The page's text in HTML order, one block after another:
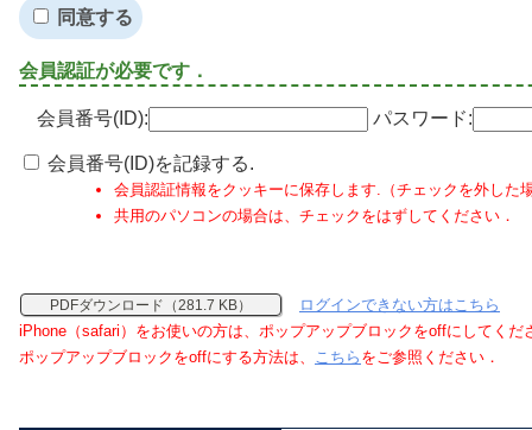
同意する
会員認証が必要です．
会員番号(ID): パスワード:
会員番号(ID)を記録する.
会員認証情報をクッキーに保存します.（チェックを外した
共用のパソコンの場合は、チェックをはずしてください．
PDFダウンロード（281.7 KB）
ログインできない方はこちら
iPhone（safari）をお使いの方は、ポップアップブロックをoffにしてくだ
ポップアップブロックをoffにする方法は、 こちら をご参照ください．